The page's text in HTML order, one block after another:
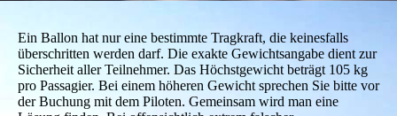
Ein Ballon hat nur eine bestimmte Tragkraft, die keinesfalls
überschritten werden darf. Die exakte Gewichtsangabe dient zur
Sicherheit aller Teilnehmer. Das Höchstgewicht beträgt 105 kg
pro Passagier. Bei einem höheren Gewicht sprechen Sie bitte vor
der Buchung mit dem Piloten. Gemeinsam wird man eine